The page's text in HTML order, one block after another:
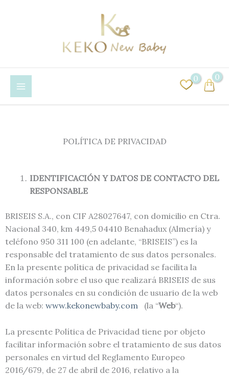
0
POLÍTICA DE PRIVACIDAD
IDENTIFICACIÓN Y DATOS DE CONTACTO DEL
RESPONSABLE
BRISEIS S.A., con CIF A28027647, con domicilio en Ctra.
Nacional 340, km 449,5 04410 Benahadux (Almería) y
teléfono 950 311 100 (en adelante, “BRISEIS”) es la
responsable del tratamiento de sus datos personales.
En la presente política de privacidad se facilita la
información sobre el uso que realizará BRISEIS de sus
datos personales en su condición de usuario de la web
de la web: www.kekonewbaby.com (la “Web“).
La presente Política de Privacidad tiene por objeto
facilitar información sobre el tratamiento de sus datos
personales en virtud del Reglamento Europeo
2016/679, de 27 de abril de 2016, relativo a la